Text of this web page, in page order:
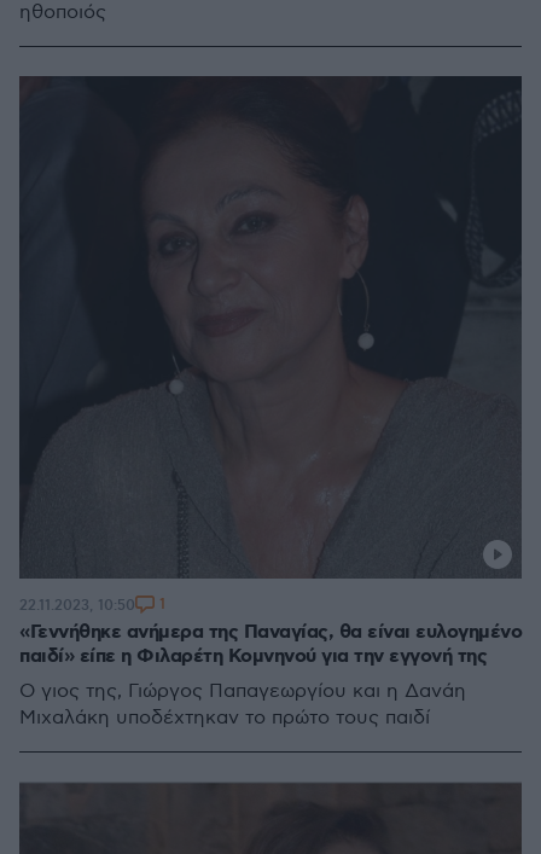
ηθοποιός
«Γεννήθηκε ανήμερα της Παναγίας, θα είναι ευλογημένο
παιδί» είπε η Φιλαρέτη Κομνηνού για την εγγονή της
Ο γιος της, Γιώργος Παπαγεωργίου και η Δανάη
Μιχαλάκη υποδέχτηκαν το πρώτο τους παιδί
22.11.2023, 10:50 1